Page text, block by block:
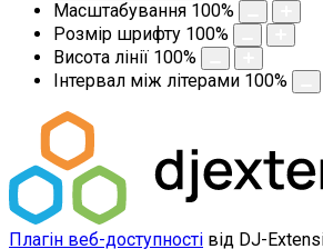
Масштабування 100%
Розмір шрифту 100%
Висота лінії 100%
Інтервал між літерами 100%
Плагін веб-доступності від DJ-